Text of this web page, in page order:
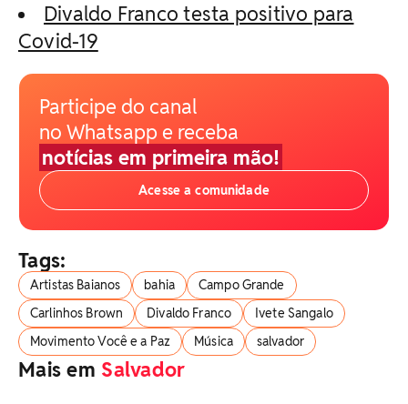
Divaldo Franco testa positivo para
Covid-19
Participe do canal
no Whatsapp e receba
notícias em primeira mão!
Acesse a comunidade
Tags:
Artistas Baianos bahia
Campo Grande
Carlinhos Brown
Divaldo Franco
Ivete Sangalo
Movimento Você e a Paz
Música salvador
Mais em Salvador